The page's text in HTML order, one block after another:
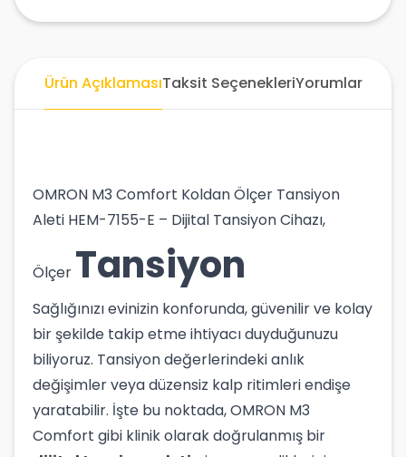
Ürün AçıklamasıTaksit SeçenekleriYorumlar
OMRON M3 Comfort Koldan Ölçer Tansiyon
Aleti HEM-7155-E – Dijital Tansiyon Cihazı,
Ölçer Tansiyon
Sağlığınızı evinizin konforunda, güvenilir ve kolay
bir şekilde takip etme ihtiyacı duyduğunuzu
biliyoruz. Tansiyon değerlerindeki anlık
değişimler veya düzensiz kalp ritimleri endişe
yaratabilir. İşte bu noktada, OMRON M3
Comfort gibi klinik olarak doğrulanmış bir